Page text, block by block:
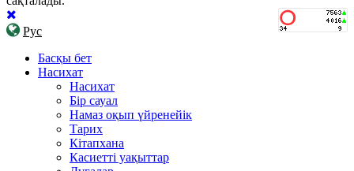
Рус
Басқы бет
Насихат
Насихат
Бір сауал
Намаз оқып үйренейік
Тарих
Кітапхана
Касиетті уақыттар